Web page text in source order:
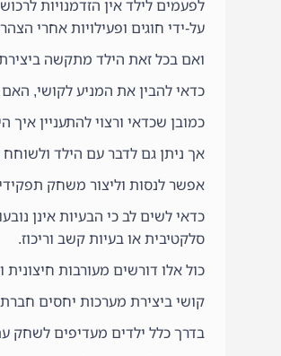
לפעמים לילד אין הזדמנויות
על-ידי חוגים ופעילויות אחרי
ואם בכל זאת הילד מתקשה
כדאי להבין את המניע לקושי, האם
כמובן שכדאי ורצוי להתעניין
אך ניתן גם לדבר עם הילד ולשוחח
אפשר לנסות וליצור משחק
כדאי לשים לב כי הבעיות אינן
סלקטיבית או בעיות קשב וריכוז.
כול אלו דורשים מעורבות
קושי ביצירת מערכות יחסים
בדרך כלל ילדים מעדיפים לשחק